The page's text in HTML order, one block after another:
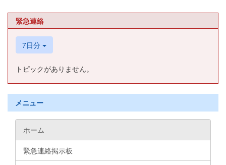
緊急連絡
7日分
トピックがありません。
メニュー
ホーム
緊急連絡掲示板